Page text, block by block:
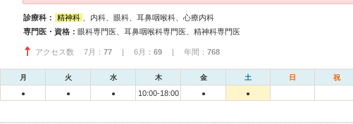
診療科： 精神科
、内科、眼科、耳鼻咽喉科、心療内科
専門医・資格： 眼科専門医、耳鼻咽喉科専門医、精神科専門医
アクセス数 7月： 77 | 6月： 69 | 年間： 768
月 火 水 木 金 土 日 祝
● ● ● 10:00-18:00 ● ●